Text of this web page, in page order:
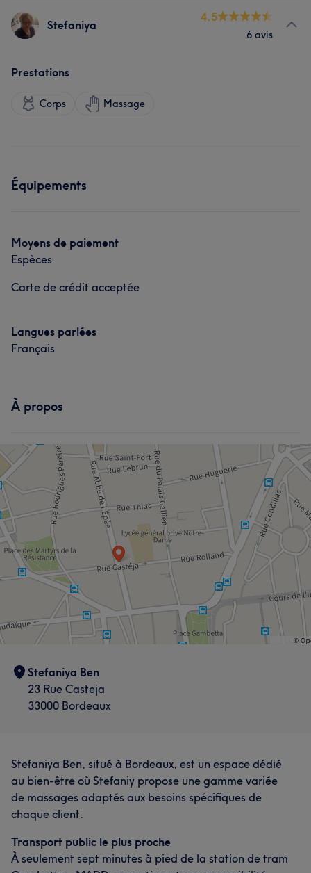
Stefaniya
4.5
6 avis
Prestations
Corps Massage
Équipements
Moyens de paiement
Espèces
Carte de crédit acceptée
Langues parlées
Français
À propos
Stefaniya Ben
23 Rue Casteja
33000 Bordeaux
Stefaniya Ben, situé à Bordeaux, est un espace dédié
au bien-être où Stefaniy propose une gamme variée
de massages adaptés aux besoins spécifiques de
chaque client.
Transport public le plus proche
À seulement sept minutes à pied de la station de tram